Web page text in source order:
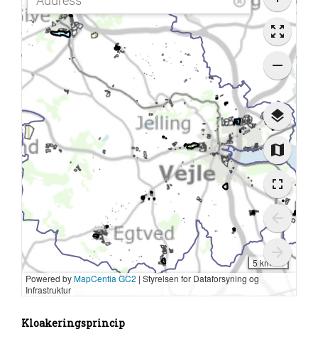
Kloakeringsprincip